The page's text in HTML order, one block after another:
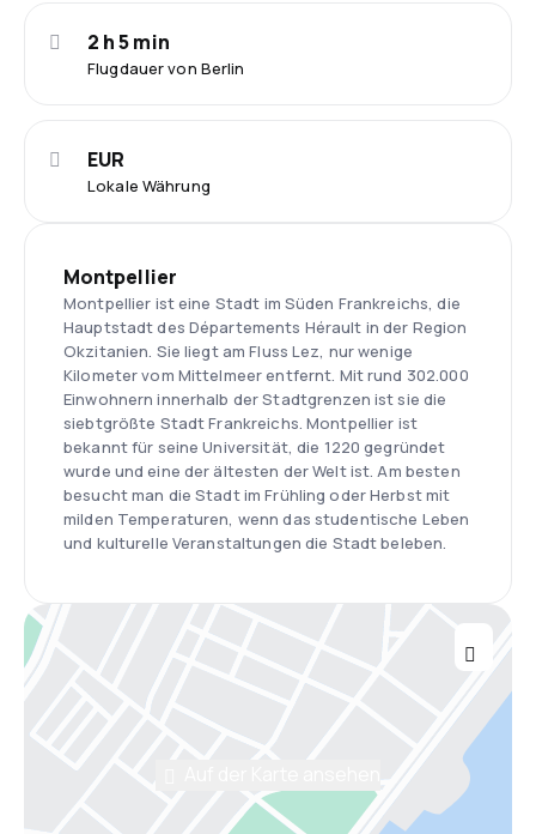
Flugdauer von Berlin
2 h 5 min
Lokale Währung
EUR
Montpellier
Montpellier ist eine Stadt im Süden Frankreichs, die
Hauptstadt des Départements Hérault in der Region
Okzitanien. Sie liegt am Fluss Lez, nur wenige
Kilometer vom Mittelmeer entfernt. Mit rund 302.000
Einwohnern innerhalb der Stadtgrenzen ist sie die
siebtgrößte Stadt Frankreichs. Montpellier ist
bekannt für seine Universität, die 1220 gegründet
wurde und eine der ältesten der Welt ist. Am besten
besucht man die Stadt im Frühling oder Herbst mit
milden Temperaturen, wenn das studentische Leben
und kulturelle Veranstaltungen die Stadt beleben.